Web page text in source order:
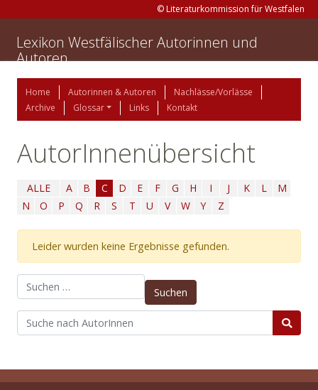
© Literaturkommission für Westfalen
Lexikon Westfälischer Autorinnen und
Autoren
Home Autorinnen & Autoren
Nachlässe/Vorlässe
Archive
Glossar Links Kontakt
AutorInnenübersicht
ALLE A B C D E F G H I J K L
M
N
O P Q R S T U V W Y Z
Leider wurden keine Ergebnisse gefunden.
Suchen nach: